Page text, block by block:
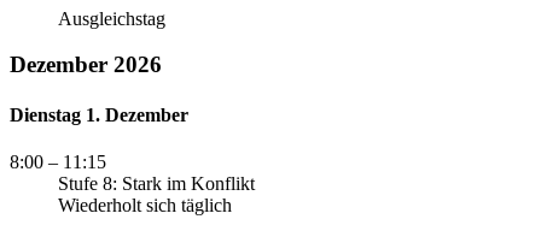
Ausgleichstag
Dezember 2026
Dienstag 1. Dezember
8:00 – 11:15
Stufe 8: Stark im Konflikt
Wiederholt sich täglich